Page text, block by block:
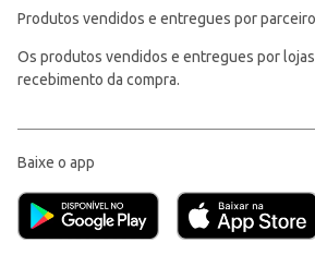
Produtos vendidos e entregues por
Os produtos vendidos e entregues por
recebimento da compra.
Baixe o app